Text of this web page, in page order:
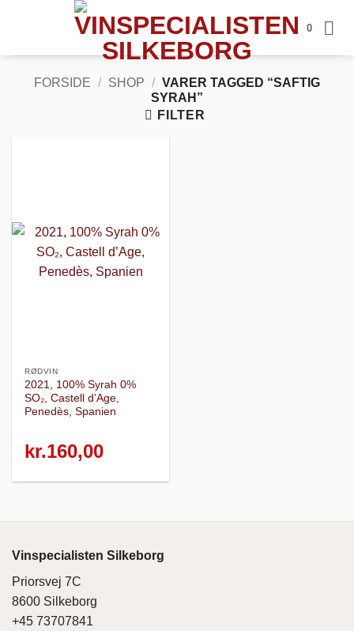
0
FORSIDE / SHOP / VARER TAGGED “SAFTIG
SYRAH”
FILTER
RØDVIN
2021, 100% Syrah 0%
SO₂, Castell d’Age,
Penedès, Spanien
kr.160,00
Vinspecialisten Silkeborg
Priorsvej 7C
8600 Silkeborg
+45 73707841